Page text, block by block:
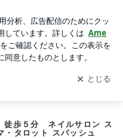
ル ネイル教室 カルマ・
新通知
を受け取りまし
開く
歩５分 ネイルサロン ス
タロット スパッシュ